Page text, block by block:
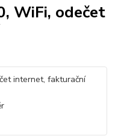
WiFi, odečet